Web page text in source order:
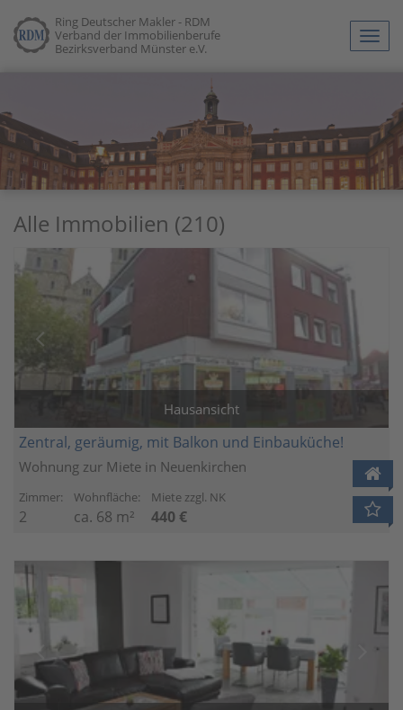
Ring Deutscher Makler - RDM
Verband der Immobilienberufe
Bezirksverband Münster e.V.
Alle Immobilien (210)
Hausansicht
Zentral, geräumig, mit Balkon und Einbauküche!
Wohnung zur Miete in Neuenkirchen
Zimmer:
2
Wohnfläche:
ca. 68 m²
Miete zzgl. NK
440 €